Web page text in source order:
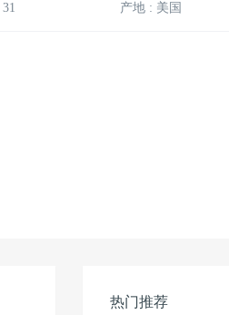
产地 : 美国
热门推荐